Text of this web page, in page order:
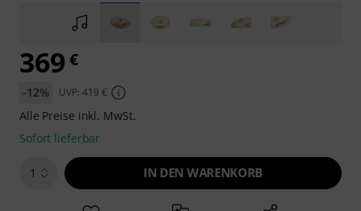
369 €
-12% UVP: 419 €
Alle Preise inkl. MwSt.
Sofort lieferbar
1 IN DEN WARENKORB